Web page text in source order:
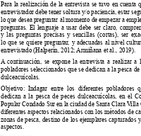
Para la realización de la entrevista se tuvo en cuenta
entrevistador debe tener soltura y/o paciencia, estar
lo que desea preguntar al momento de empezar a
preguntas. El lenguaje a usar debe ser claro,
y las preguntas precisas y sencillas (cortas), ser
lo que se quiere preguntar, y adecuadas al nivel
entrevistado (Halperín, 2012; Armiñana et al., 2019).
A continuación, se expone la entrevista a realizar a
pobladores seleccionados que se dedican a la pesca
dulceacuícolas.
Objetivo: Indagar entre los diferentes pobladores
dedican a la pesca de peces dulceacuícolas, en el
Popular Condado Sur en la ciudad de Santa Clara Villa
diferentes aspectos relacionados con los métodos de
zonas de pesca, destino de los ejemplares capturados
aspectos.